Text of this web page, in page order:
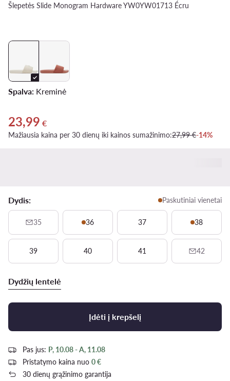
Šlepetės Slide Monogram Hardware YW0YW01713 Écru
Spalva: Kreminė
Dabartinė kaina 23,99 €
23,99 €
Mažiausia kaina per 30 dienų iki kainos sumažinimo:27,99 €-14%
Dydis: Paskutiniai vienetai
35 36 37 38
39 40 41 42
Dydžių lentelė
Įdėti į krepšelį
Pas jus: P, 10.08 - A, 11.08
Pristatymo kaina nuo 0 €
30 dienų grąžinimo garantija